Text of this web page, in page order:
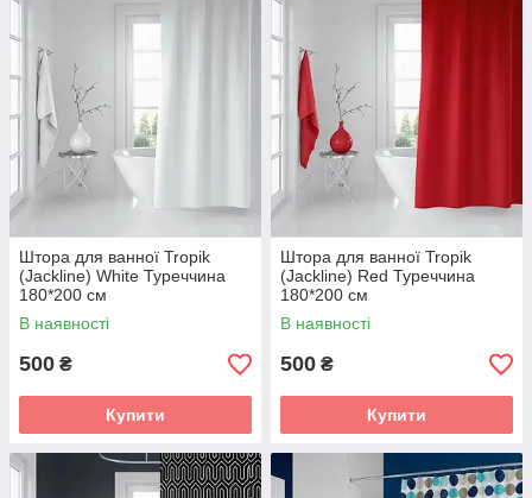
Штора для ванної Tropik
(Jackline) White Туреччина
180*200 см
В наявності
500 ₴
Купити
Штора для ванної Tropik
(Jackline) Red Туреччина
180*200 см
В наявності
500 ₴
Купити